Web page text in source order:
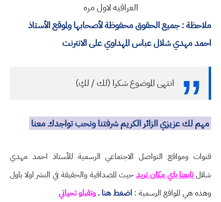
العراقيه لاول مره
ملاحظة : جميع الحقوق محفوظة لأصحابها ولموقع الأستاذ
احمد مهدي شلال عباس المهداوي على الانترنت
انتهى الموضوع شكرا (لك / لكِ)
مهم لك عزيزي الزائر الكريم شرفتنا ونحب تواجدك معنا
قنوات ومواقع التواصل الاجتماعي الرسمية للأستاذ احمد مهدي
شلالتابعنا باي مكان تريدحيث المصداقية والحقيقة في النشر اولا باول
وهذه هي المواقع الرسمية : اضغط هنا .وتقبلو تحياتي